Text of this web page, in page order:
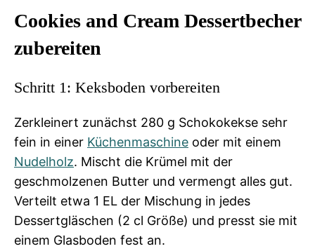
Cookies and Cream Dessertbecher
zubereiten
Schritt 1: Keksboden vorbereiten
Zerkleinert zunächst 280 g Schokokekse sehr
fein in einer Küchenmaschine oder mit einem
Nudelholz. Mischt die Krümel mit der
geschmolzenen Butter und vermengt alles gut.
Verteilt etwa 1 EL der Mischung in jedes
Dessertgläschen (2 cl Größe) und presst sie mit
einem Glasboden fest an.